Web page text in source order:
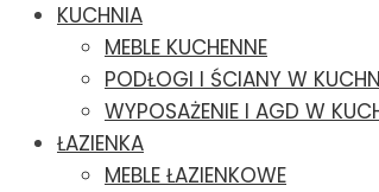
KUCHNIA
MEBLE KUCHENNE
PODŁOGI I ŚCIANY W
WYPOSAŻENIE I AGD W
ŁAZIENKA
MEBLE ŁAZIENKOWE